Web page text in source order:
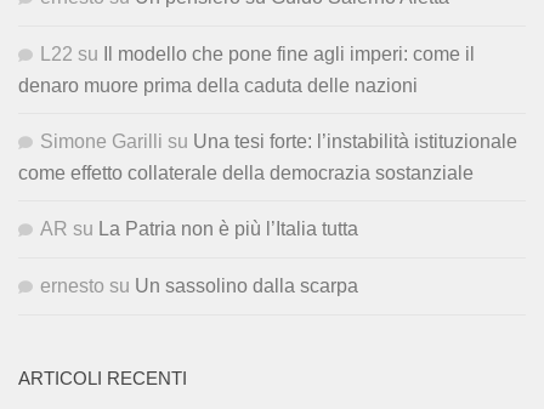
L22 su
Il modello che pone fine agli imperi: come il
denaro muore prima della caduta delle nazioni
Simone Garilli su Una tesi forte: l’instabilità istituzionale
come effetto collaterale della democrazia sostanziale
AR su La Patria non è più l’Italia tutta
ernesto su Un sassolino dalla scarpa
ARTICOLI RECENTI